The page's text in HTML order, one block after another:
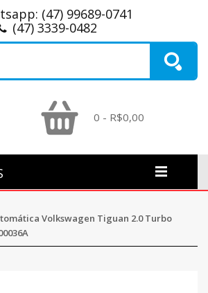
(47) 99689-0741
(47) 3339-0482
0 - R$0,00
Volkswagen Tiguan 2.0 Turbo